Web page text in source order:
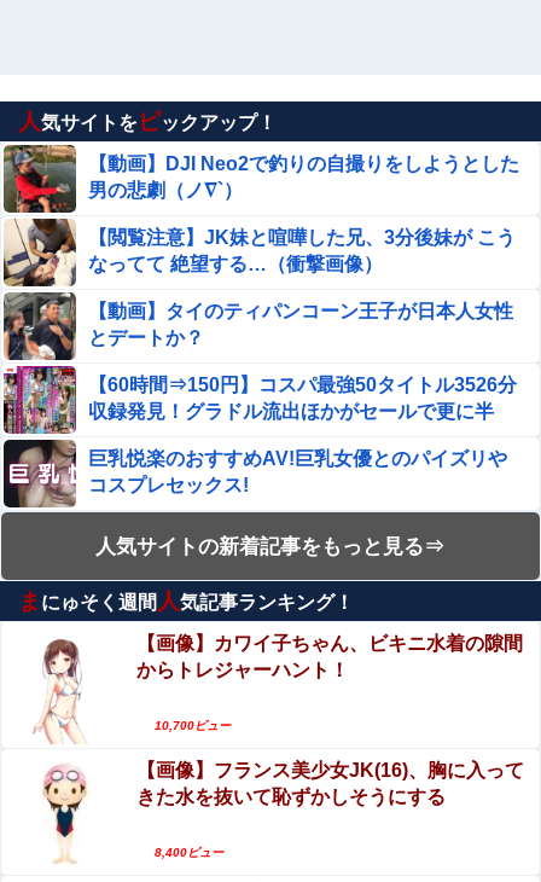
人気サイトをピックアップ！
【動画】DJI Neo2で釣りの自撮りをしようとした
男の悲劇（ノ∇`）
【閲覧注意】JK妹と喧嘩した兄、3分後妹が こう
なってて 絶望する…（衝撃画像）
【動画】タイのティパンコーン王子が日本人女性
とデートか？
【60時間⇒150円】コスパ最強50タイトル3526分
収録発見！グラドル流出ほかがセールで更に半
巨乳悦楽のおすすめAV!巨乳女優とのパイズリや
コスプレセックス!
エロ漫画『はじめての緊縛SM調教 終わらない前
立腺イキ地獄』をrawやhitomiを使わずに無料で読
む方法│ぱーたぽ
手マン嫌がる彼氏持ちギャル「ねぇもうやめ
て！」⇒ マ○コは正直だった結果…
【閲覧注意】人妻がヌード動画を公開 ⇒ ネット民
が撮影される。
から乳首が透けてしまう放送事故ｗｗｗ
人気サイトの新着記事をもっと見る⇒
ま にゅそく週間 人気記事ランキング！
【画像】カワイ子ちゃん、ビキニ水着の隙間
からトレジャーハント！
10,700ビュー
【画像】フランス美少女JK(16)、胸に入って
きた水を抜いて恥ずかしそうにする
8,400ビュー